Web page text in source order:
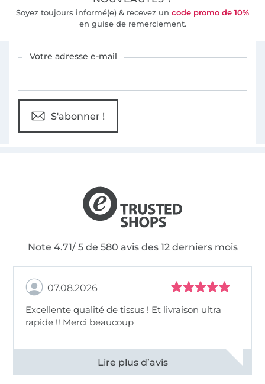
Soyez toujours informé(e) & recevez un code promo de 10%
en guise de remerciement.
Votre adresse e-mail
S'abonner !
Note 4.71/ 5 de 580 avis des 12 derniers mois
07.08.2026
Excellente qualité de tissus ! Et livraison ultra
rapide !! Merci beaucoup
Voir tous les 11496 commentaires